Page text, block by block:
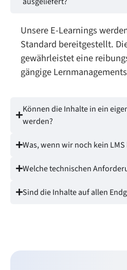
Unsere E-Learnings
Standard bereitgestellt.
gewährleistet eine
gängige
Können die Inhalte in ein
werden?
Was, wenn wir noch kein LMS
Welche technischen
Sind die Inhalte auf allen